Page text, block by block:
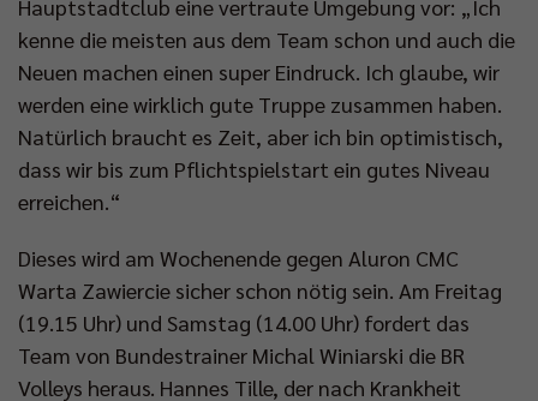
Hauptstadtclub eine vertraute Umgebung vor: „Ich
kenne die meisten aus dem Team schon und auch die
Neuen machen einen super Eindruck. Ich glaube, wir
werden eine wirklich gute Truppe zusammen haben.
Natürlich braucht es Zeit, aber ich bin optimistisch,
dass wir bis zum Pflichtspielstart ein gutes Niveau
erreichen.“
Dieses wird am Wochenende gegen Aluron CMC
Warta Zawiercie sicher schon nötig sein. Am Freitag
(19.15 Uhr) und Samstag (14.00 Uhr) fordert das
Team von Bundestrainer Michal Winiarski die BR
Volleys heraus. Hannes Tille, der nach Krankheit